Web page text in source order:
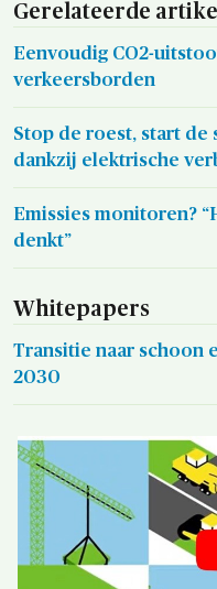
Gerelateerde
Eenvoudig CO2-
verkeersborden
Stop de roest, start de
dankzij elektrische
Emissies monitoren?
denkt”
Whitepapers
Transitie naar schoon
2030